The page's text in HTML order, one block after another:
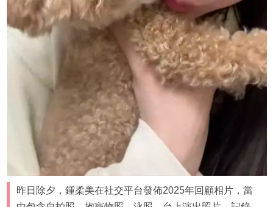
昨日除夕，鍾柔美在社交平台發佈2025年回顧相片，當